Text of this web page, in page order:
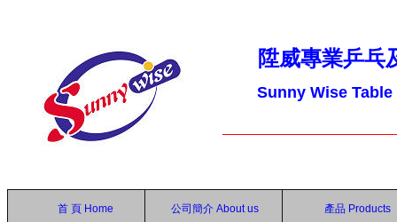
陞威專業乒乓
Sunny Wise
首 頁 Home 公司簡介 About us 產品 Products